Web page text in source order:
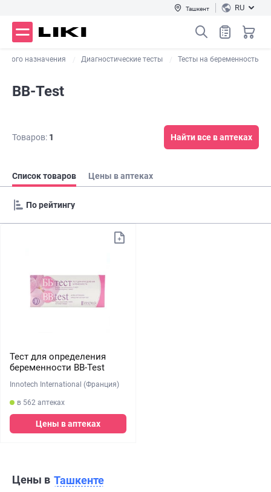
Ташкент RU
назначения Диагностические тесты Тесты на беременность
BB-Test
Товаров: 1 Найти все в аптеках
Список товаров Цены в аптеках
Тест для определения
беременности BB-Test
Innotech International (Франция)
в 562 аптеках
Цены в аптеках
Цены в Ташкенте